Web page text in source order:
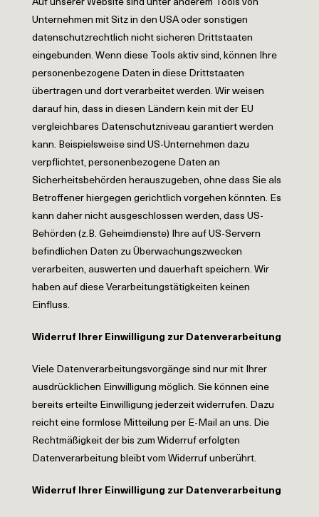
Auf unserer Website sind unter anderem Tools von
Unternehmen mit Sitz in den USA oder sonstigen
datenschutzrechtlich nicht sicheren Drittstaaten
eingebunden. Wenn diese Tools aktiv sind, können Ihre
personenbezogene Daten in diese Drittstaaten
übertragen und dort verarbeitet werden. Wir weisen
darauf hin, dass in diesen Ländern kein mit der EU
vergleichbares Datenschutzniveau garantiert werden
kann. Beispielsweise sind US-Unternehmen dazu
verpflichtet, personenbezogene Daten an
Sicherheitsbehörden herauszugeben, ohne dass Sie als
Betroffener hiergegen gerichtlich vorgehen könnten. Es
kann daher nicht ausgeschlossen werden, dass US-
Behörden (z.B. Geheimdienste) Ihre auf US-Servern
befindlichen Daten zu Überwachungszwecken
verarbeiten, auswerten und dauerhaft speichern. Wir
haben auf diese Verarbeitungstätigkeiten keinen
Einfluss.
Widerruf Ihrer Einwilligung zur Datenverarbeitung
Viele Datenverarbeitungsvorgänge sind nur mit Ihrer
ausdrücklichen Einwilligung möglich. Sie können eine
bereits erteilte Einwilligung jederzeit widerrufen. Dazu
reicht eine formlose Mitteilung per E-Mail an uns. Die
Rechtmäßigkeit der bis zum Widerruf erfolgten
Datenverarbeitung bleibt vom Widerruf unberührt.
Widerruf Ihrer Einwilligung zur Datenverarbeitung